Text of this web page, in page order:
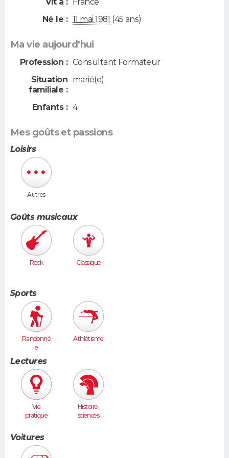
Né le : 11 mai 1981 (45 ans)
Ma vie aujourd'hui
Profession : Consultant Formateur
Situation
familiale :
marié(e)
Enfants : 4
Mes goûts et passions
Loisirs
Autres
Goûts musicaux
Rock Classique
Sports
Randonné
e
Athlétisme
Lectures
Vie
pratique
Histoire,
sciences
Voitures